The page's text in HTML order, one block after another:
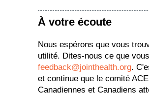
À votre écoute
Nous espérons que vous
utilité. Dites-nous ce que
feedback@jointhealth.org.
et continue que le comité
Canadiennes et Canadiens